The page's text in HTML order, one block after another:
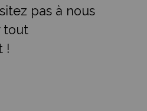
pas à nous
tout
!